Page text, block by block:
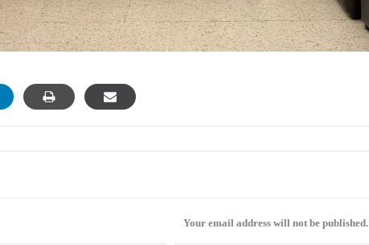
Your email address will not be published.